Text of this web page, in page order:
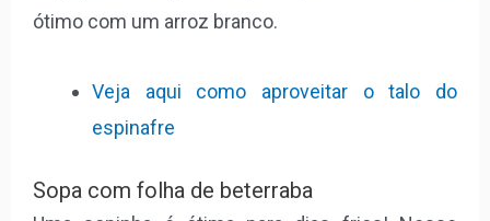
ótimo com um arroz branco.
Veja aqui como aproveitar o talo do
espinafre
Sopa com folha de beterraba